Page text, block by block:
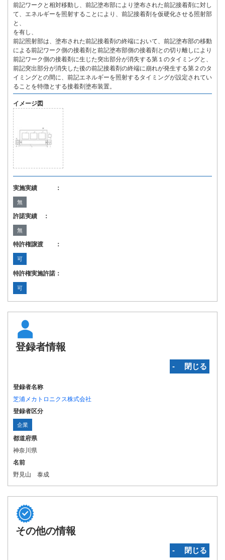
前記ワークと相対移動し、前記塗布部により塗布された前記接着剤に対し
て、エネルギーを照射することにより、前記接着剤を仮硬化させる照射部
と、
を有し、
前記照射部は、塗布された前記接着剤の終端において、前記塗布部の移動
による前記ワーク側の接着剤と前記塗布部側の接着剤との切り離しにより
前記ワーク側の接着剤に生じた突出部分が消失する第１のタイミングと、
前記突出部分が消失した後の前記接着剤の終端に崩れが発生する第２のタ
イミングとの間に、前記エネルギーを照射するタイミングが設定されてい
ることを特徴とする接着剤塗布装置。
イメージ図
実施実績 ：
無
許諾実績 ：
無
特許権譲渡 ：
可
特許権実施許諾：
可
登録者情報
‐ 閉じる
登録者名称
芝浦メカトロニクス株式会社
登録者区分
企業
都道府県
神奈川県
名前
野見山 泰成
その他の情報
‐ 閉じる